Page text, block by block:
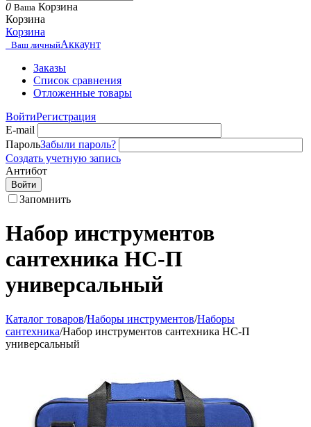
0 Ваша Корзина
Корзина
Корзина
Ваш личныйАккаунт
Заказы
Список сравнения
Отложенные товары
ВойтиРегистрация
E-mail
ПарольЗабыли пароль?
Создать учетную запись
Антибот
Войти
Запомнить
Набор инструментов
сантехника НС-П
универсальный
Каталог товаров/Наборы инструментов/Наборы
сантехника/Набор инструментов сантехника НС-П
универсальный